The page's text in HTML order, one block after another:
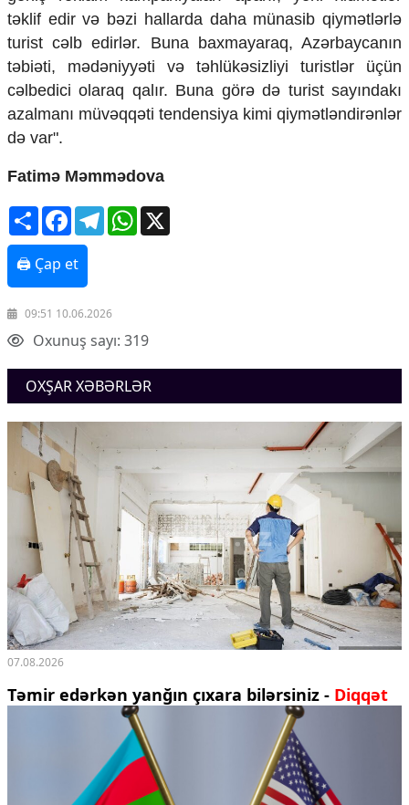
təklif edir və bəzi hallarda daha münasib qiymətlərlə
turist cəlb edirlər. Buna baxmayaraq, Azərbaycanın
təbiəti, mədəniyyəti və təhlükəsizliyi turistlər üçün
cəlbedici olaraq qalır. Buna görə də turist sayındakı
azalmanı müvəqqəti tendensiya kimi qiymətləndirənlər
də var".
Fatimə Məmmədova
ShareFacebookTelegramWhatsApp
🖨 Çap et
09:51 10.06.2026
Oxunuş sayı: 319
OXŞAR XƏBƏRLƏR
07.08.2026
Təmir edərkən yanğın çıxara bilərsiniz - Diqqət